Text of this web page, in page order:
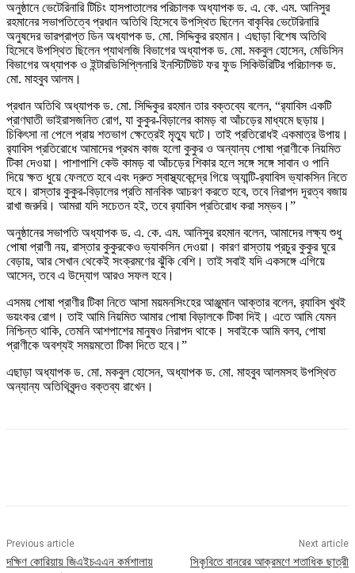
অনুষ্ঠানে ভেটেরিনারি টিচিং হাসপাতালের পরিচালক অধ্যাপক ড. এ. কে. এম. আনিসুর
রহমানের সভাপতিত্বে প্রধান অতিথি হিসেবে উপস্থিত ছিলেন বাকৃবির ভেটেরিনারি
অনুষদের ভারপ্রাপ্ত ডিন অধ্যাপক ড. মো. সিদ্দিকুর রহমান। এছাড়া বিশেষ অতিথি
হিসেবে উপস্থিত ছিলেন প্যাথলজি বিভাগের অধ্যাপক ড. মো. মকবুল হোসেন, মেডিসিন
বিভাগের অধ্যাপক ও ইন্টারডিসিপ্লিনারি ইনস্টিটিউট ফর ফুড সিকিউরিটির পরিচালক ড.
মো. মাহবুব আলম।
প্রধান অতিথি অধ্যাপক ড. মো. সিদ্দিকুর রহমান তার বক্তব্যে বলেন, “র‍্যাবিস একটি
প্রাণঘাতী ভাইরাসজনিত রোগ, যা কুকুর-বিড়ালের কামড় বা আঁচড়ের মাধ্যমে ছড়ায়।
চিকিৎসা না পেলে প্রায় শতভাগ ক্ষেত্রেই মৃত্যু ঘটে। তাই প্রতিরোধই একমাত্র উপায়।
র‍্যাবিস প্রতিরোধে আমাদের প্রথম কাজ হলো কুকুর ও অন্যান্য পোষা প্রাণীকে নিয়মিত
টিকা দেওয়া। পাশাপাশি কেউ কামড় বা আঁচড়ের শিকার হলে সঙ্গে সঙ্গে সাবান ও পানি
দিয়ে ক্ষত ধুয়ে ফেলতে হবে এবং দ্রুত স্বাস্থ্যকেন্দ্রে গিয়ে অ্যান্টি-র‍্যাবিস ভ্যাকসিন নিতে
হবে। রাস্তার কুকুর-বিড়ালের প্রতি মানবিক আচরণ করতে হবে, তবে নিরাপদ দূরত্ব বজায়
রাখা জরুরি। আমরা যদি সচেতন হই, তবে র‍্যাবিস প্রতিরোধ করা সম্ভব।”
অনুষ্ঠানের সভাপতি অধ্যাপক ড. এ. কে. এম. আনিসুর রহমান বলেন, আমাদের লক্ষ্য শুধু
পোষা প্রাণী নয়, রাস্তার কুকুরকেও ভ্যাকসিন দেওয়া। কারণ রাস্তায় প্রচুর কুকুর ঘুরে
বেড়ায়, আর সেখান থেকেই সংক্রমণের ঝুঁকি বেশি। তাই সবাই যদি একসঙ্গে এগিয়ে
আসেন, তবে এ উদ্যোগ আরও সফল হবে।
এসময় পোষা প্রাণীর টিকা নিতে আসা ময়মনসিংহের আঞ্জুমান আক্তার বলেন, র‍্যাবিস খুবই
ভয়ংকর রোগ। তাই আমি নিয়মিত আমার পোষা বিড়ালকে টিকা দিই। এতে আমি যেমন
নিশ্চিন্ত থাকি, তেমনি আশপাশের মানুষও নিরাপদ থাকে। সবাইকে আমি বলব, পোষা
প্রাণীকে অবশ্যই সময়মতো টিকা দিতে হবে।”
এছাড়া অধ্যাপক ড. মো. মকবুল হোসেন, অধ্যাপক ড. মো. মাহবুব আলমসহ উপস্থিত
অন্যান্য অতিথিবৃন্দও বক্তব্য রাখেন।
Previous article
দক্ষিণ কোরিয়ায় জিএইচএএন কর্মশালায়
Next article
সিকৃবিতে বানরের আক্রমণে শতাধিক ছাত্রী